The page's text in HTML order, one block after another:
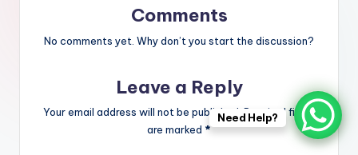
Comments
No comments yet. Why don’t you start the discussion?
Leave a Reply
Your email address will not be published. Required fields
are marked *
Need Help?